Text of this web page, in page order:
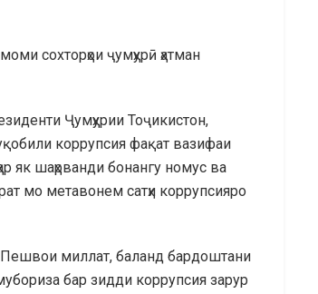
сохторҳои ҷумҳурӣ ҳатман
Ҷумҳурии Тоҷикистон,
коррупсия фақат вазифаи
як шаҳрванди бонангу номус ва
мо метавонем сатҳи коррупсияро
Пешвои миллат, баланд бардоштани
бар зидди коррупсия зарур